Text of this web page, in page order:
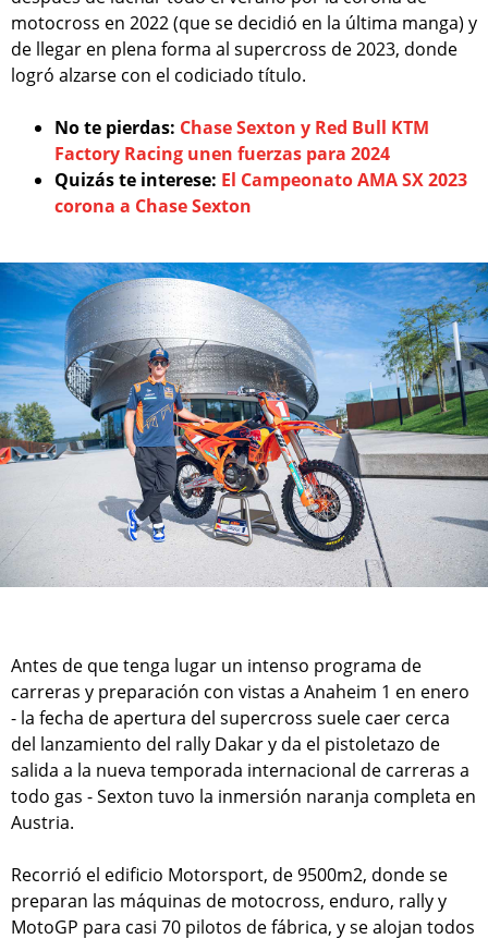
motocross en 2022 (que se decidió en la última manga) y
de llegar en plena forma al supercross de 2023, donde
logró alzarse con el codiciado título.
No te pierdas: Chase Sexton y Red Bull KTM
Factory Racing unen fuerzas para 2024
Quizás te interese: El Campeonato AMA SX 2023
corona a Chase Sexton
Antes de que tenga lugar un intenso programa de
carreras y preparación con vistas a Anaheim 1 en enero
- la fecha de apertura del supercross suele caer cerca
del lanzamiento del rally Dakar y da el pistoletazo de
salida a la nueva temporada internacional de carreras a
todo gas - Sexton tuvo la inmersión naranja completa en
Austria.
Recorrió el edificio Motorsport, de 9500m2, donde se
preparan las máquinas de motocross, enduro, rally y
MotoGP para casi 70 pilotos de fábrica, y se alojan todos